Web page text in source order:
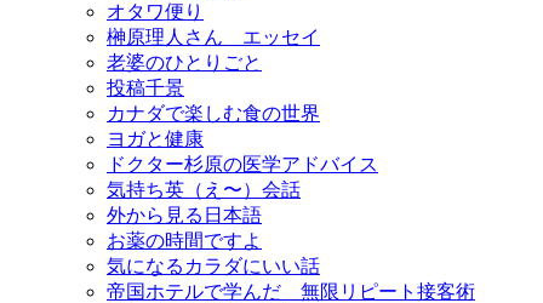
オタワ便り
榊原理人さん エッセイ
老婆のひとりごと
投稿千景
カナダで楽しむ食の世界
ヨガと健康
ドクター杉原の医学アドバイス
気持ち英（え〜）会話
外から見る日本語
お薬の時間ですよ
気になるカラダにいい話
帝国ホテルで学んだ 無限リピート接客術